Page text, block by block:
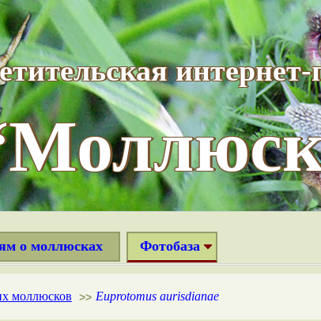
о моллюсках Фотобаза
моллюсков >> Euprotomus aurisdianae